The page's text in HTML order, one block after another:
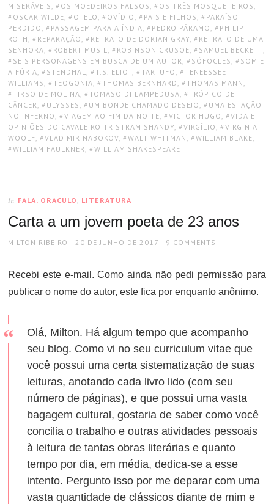
MISERÁVEIS , OS MOEDEIROS FALSOS , OS TRÊS MOSQUETEIROS ,
OSCAR WILDE, OTELO , OVÍDIO , PAIS E FILHOS , PARAÍSO
PERDIDO , PASSAGEM PARA A ÍNDIA, PEDRO PÁRAMO , PHILIP
ROTH , REPARAÇÃO , RETRATO DE DORIAN GRAY, RETRATO DE UMA
SENHORA, ROBERT MUSIL, ROBINSON CRUSOE, SAMUEL BECKETT,
SEIS PERSONAGENS EM BUSCA DE UM AUTOR, SÓFOCLES , SOM E
A FÚRIA, STENDHAL, T.S. ELIOT, TARTUFO , TENEESSEE
WILLIAMS , TEOGONIA, THOMAS BERNHARD , THOMAS MANN ,
TIRSO DE MOLINA, TOMASO DI LAMPEDUSA, TRÓPICO DE
CÂNCER, ULYSSES , UM BONDE CHAMADO DESEJO , UMA ESTAÇÃO
NO INFERNO , VIAGEM AO FIM DA NOITE, VICTOR HUGO , VIDA E
OPINIÕES DO CAVALEIRO TRISTRAM SHANDY, VIRGÍLIO , VIRGINIA
WOOLF, VLADIMIR NABOKOV, WALT WHITMAN , WILLIAM BLAKE,
WILLIAM FAULKNER, WILLIAM SHAKESPEARE
In FALA, ORÁCULO , LITERATURA
Carta a um jovem poeta de 23 anos
AUTHOR
MILTON RIBEIRO
POSTED
20 DE JUNHO DE 2017 9 COMMENTS
Recebi este e-mail. Como ainda não pedi permissão para
publicar o nome do autor, este fica por enquanto anônimo.
Olá, Milton. Há algum tempo que acompanho
seu blog. Como vi no seu curriculum vitae que
você possui uma certa sistematização de suas
leituras, anotando cada livro lido (com seu
número de páginas), e que possui uma vasta
bagagem cultural, gostaria de saber como você
concilia o trabalho e outras atividades pessoais
à leitura de tantas obras literárias e quanto
tempo por dia, em média, dedica-se a esse
intento. Pergunto isso por me deparar com uma
vasta quantidade de clássicos diante de mim e